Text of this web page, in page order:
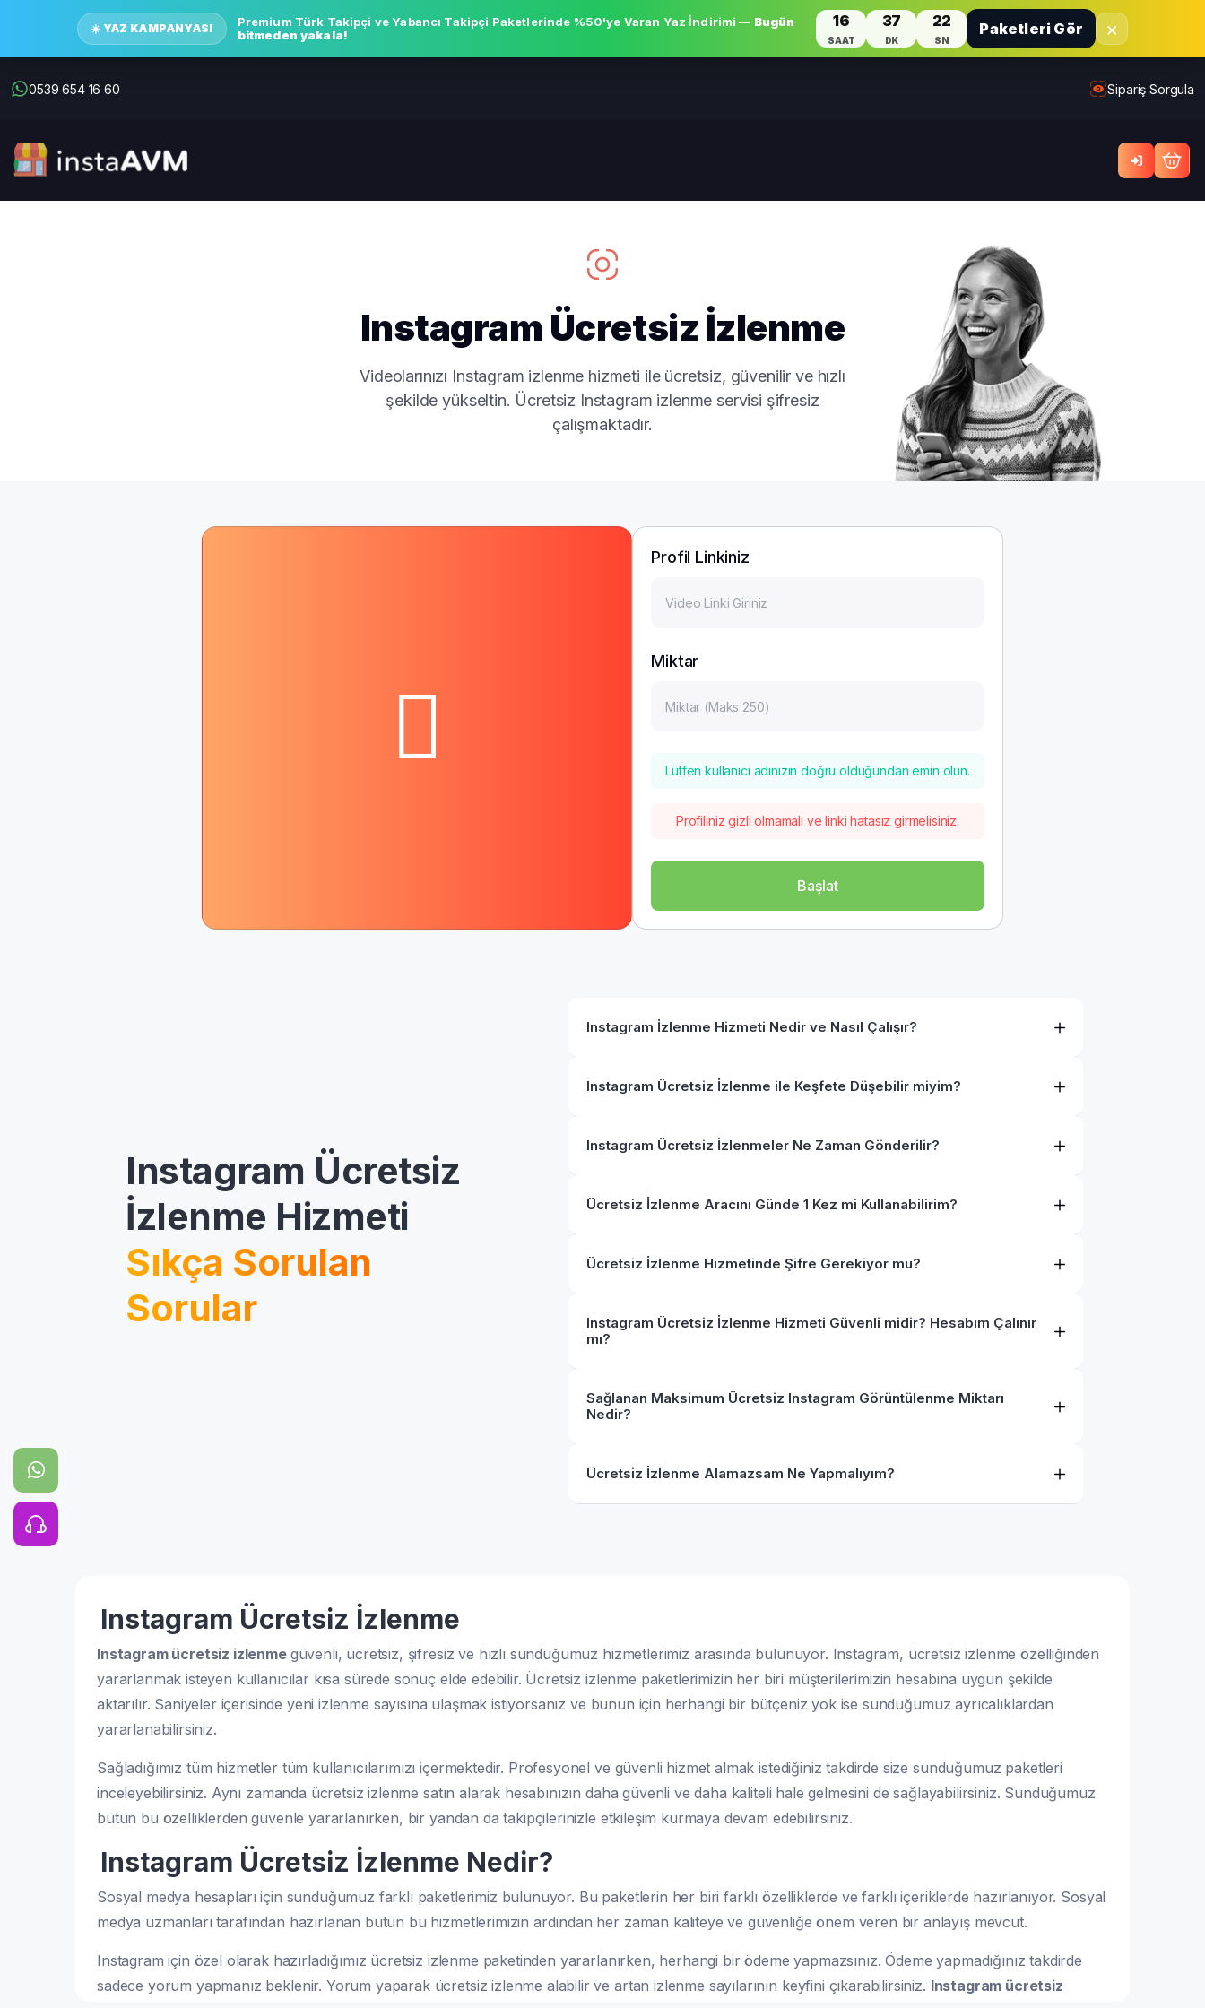
☀️ YAZ KAMPANYASI Premium Türk Takipçi ve Yabancı Takipçi Paketlerinde %50'ye Varan Yaz İndirimi — Bugün
bitmeden yakala!
16
SAAT
37
DK
22
SN
Paketleri Gör ×
0539 654 16 60 Sipariş Sorgula
Instagram Ücretsiz İzlenme
Videolarınızı Instagram izlenme hizmeti ile ücretsiz, güvenilir ve hızlı
şekilde yükseltin. Ücretsiz Instagram izlenme servisi şifresiz
çalışmaktadır.
Profil Linkiniz
Miktar
Lütfen kullanıcı adınızın doğru olduğundan emin olun.
Profiliniz gizli olmamalı ve linki hatasız girmelisiniz.
Başlat
Instagram Ücretsiz
İzlenme Hizmeti
Sıkça Sorulan
Sorular
Instagram İzlenme Hizmeti Nedir ve Nasıl Çalışır?
Instagram Ücretsiz İzlenme ile Keşfete Düşebilir miyim?
Instagram Ücretsiz İzlenmeler Ne Zaman Gönderilir?
Ücretsiz İzlenme Aracını Günde 1 Kez mi Kullanabilirim?
Ücretsiz İzlenme Hizmetinde Şifre Gerekiyor mu?
Instagram Ücretsiz İzlenme Hizmeti Güvenli midir? Hesabım Çalınır
mı?
Sağlanan Maksimum Ücretsiz Instagram Görüntülenme Miktarı
Nedir?
Ücretsiz İzlenme Alamazsam Ne Yapmalıyım?
Instagram Ücretsiz İzlenme
Instagram ücretsiz izlenme güvenli, ücretsiz, şifresiz ve hızlı sunduğumuz hizmetlerimiz arasında bulunuyor. Instagram, ücretsiz izlenme özelliğinden
yararlanmak isteyen kullanıcılar kısa sürede sonuç elde edebilir. Ücretsiz izlenme paketlerimizin her biri müşterilerimizin hesabına uygun şekilde
aktarılır. Saniyeler içerisinde yeni izlenme sayısına ulaşmak istiyorsanız ve bunun için herhangi bir bütçeniz yok ise sunduğumuz ayrıcalıklardan
yararlanabilirsiniz.
Sağladığımız tüm hizmetler tüm kullanıcılarımızı içermektedir. Profesyonel ve güvenli hizmet almak istediğiniz takdirde size sunduğumuz paketleri
inceleyebilirsiniz. Aynı zamanda ücretsiz izlenme satın alarak hesabınızın daha güvenli ve daha kaliteli hale gelmesini de sağlayabilirsiniz. Sunduğumuz
bütün bu özelliklerden güvenle yararlanırken, bir yandan da takipçilerinizle etkileşim kurmaya devam edebilirsiniz.
Instagram Ücretsiz İzlenme Nedir?
Sosyal medya hesapları için sunduğumuz farklı paketlerimiz bulunuyor. Bu paketlerin her biri farklı özelliklerde ve farklı içeriklerde hazırlanıyor. Sosyal
medya uzmanları tarafından hazırlanan bütün bu hizmetlerimizin ardından her zaman kaliteye ve güvenliğe önem veren bir anlayış mevcut.
Instagram için özel olarak hazırladığımız ücretsiz izlenme paketinden yararlanırken, herhangi bir ödeme yapmazsınız. Ödeme yapmadığınız takdirde
sadece yorum yapmanız beklenir. Yorum yaparak ücretsiz izlenme alabilir ve artan izlenme sayılarının keyfini çıkarabilirsiniz. Instagram ücretsiz